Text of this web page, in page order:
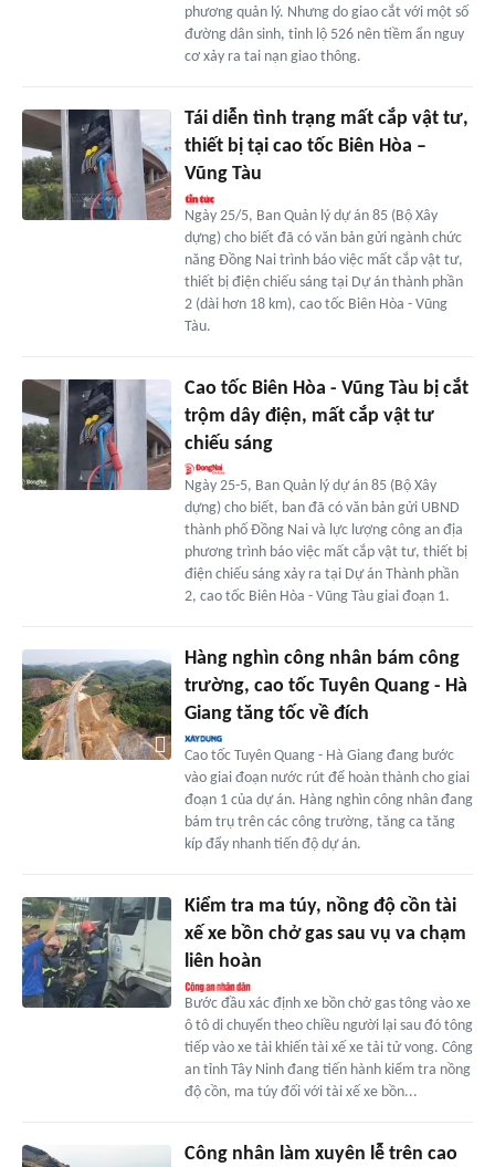
phương quản lý. Nhưng do giao cắt với một số
đường dân sinh, tỉnh lộ 526 nên tiềm ẩn nguy
cơ xảy ra tai nạn giao thông.
Tái diễn tình trạng mất cắp vật tư,
thiết bị tại cao tốc Biên Hòa –
Vũng Tàu
Ngày 25/5, Ban Quản lý dự án 85 (Bộ Xây
dựng) cho biết đã có văn bản gửi ngành chức
năng Đồng Nai trình báo việc mất cắp vật tư,
thiết bị điện chiếu sáng tại Dự án thành phần
2 (dài hơn 18 km), cao tốc Biên Hòa - Vũng
Tàu.
Cao tốc Biên Hòa - Vũng Tàu bị cắt
trộm dây điện, mất cắp vật tư
chiếu sáng
Ngày 25-5, Ban Quản lý dự án 85 (Bộ Xây
dựng) cho biết, ban đã có văn bản gửi UBND
thành phố Đồng Nai và lực lượng công an địa
phương trình báo việc mất cắp vật tư, thiết bị
điện chiếu sáng xảy ra tại Dự án Thành phần
2, cao tốc Biên Hòa - Vũng Tàu giai đoạn 1.
Hàng nghìn công nhân bám công
trường, cao tốc Tuyên Quang - Hà
Giang tăng tốc về đích
Cao tốc Tuyên Quang - Hà Giang đang bước
vào giai đoạn nước rút để hoàn thành cho giai
đoạn 1 của dự án. Hàng nghìn công nhân đang
bám trụ trên các công trường, tăng ca tăng
kíp đẩy nhanh tiến độ dự án.
Kiểm tra ma túy, nồng độ cồn tài
xế xe bồn chở gas sau vụ va chạm
liên hoàn
Bước đầu xác định xe bồn chở gas tông vào xe
ô tô di chuyển theo chiều người lại sau đó tông
tiếp vào xe tải khiến tài xế xe tải tử vong. Công
an tỉnh Tây Ninh đang tiến hành kiểm tra nồng
độ cồn, ma túy đối với tài xế xe bồn...
Công nhân làm xuyên lễ trên cao